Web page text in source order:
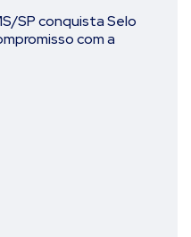
SP conquista Selo
com a